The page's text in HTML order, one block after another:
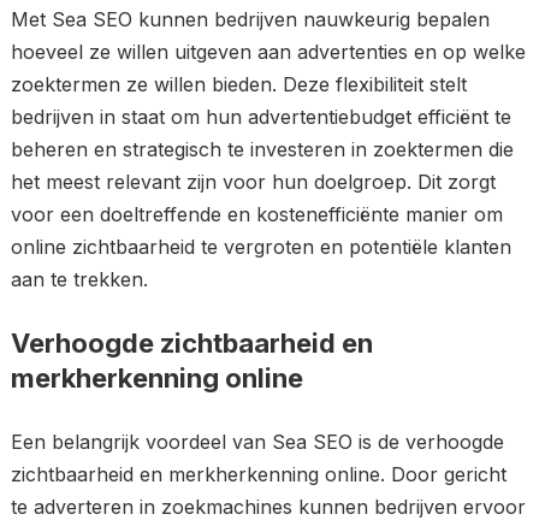
Met Sea SEO kunnen bedrijven nauwkeurig bepalen
hoeveel ze willen uitgeven aan advertenties en op welke
zoektermen ze willen bieden. Deze flexibiliteit stelt
bedrijven in staat om hun advertentiebudget efficiënt te
beheren en strategisch te investeren in zoektermen die
het meest relevant zijn voor hun doelgroep. Dit zorgt
voor een doeltreffende en kostenefficiënte manier om
online zichtbaarheid te vergroten en potentiële klanten
aan te trekken.
Verhoogde zichtbaarheid en
merkherkenning online
Een belangrijk voordeel van Sea SEO is de verhoogde
zichtbaarheid en merkherkenning online. Door gericht
te adverteren in zoekmachines kunnen bedrijven ervoor